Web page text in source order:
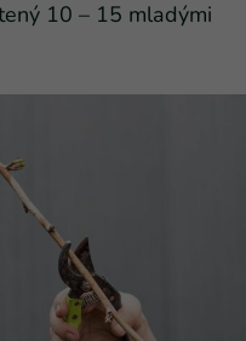
10 – 15 mladými